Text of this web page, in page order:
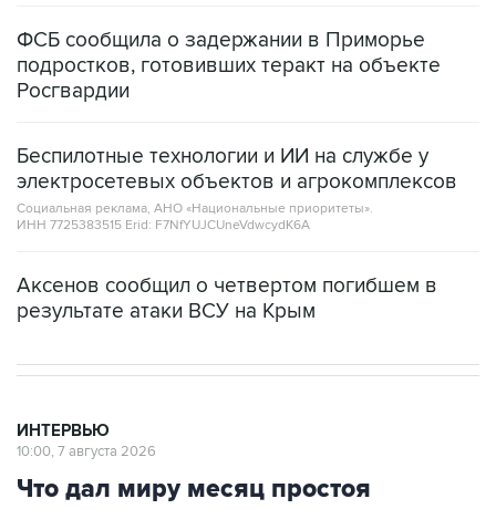
ФСБ сообщила о задержании в Приморье
подростков, готовивших теракт на объекте
Росгвардии
Беспилотные технологии и ИИ на службе у
электросетевых объектов и агрокомплексов
Социальная реклама, АНО «Национальные приоритеты».
ИНН 7725383515 Erid: F7NfYUJCUneVdwcydK6A
Аксенов сообщил о четвертом погибшем в
результате атаки ВСУ на Крым
ИНТЕРВЬЮ
10:00, 7 августа 2026
Что дал миру месяц простоя